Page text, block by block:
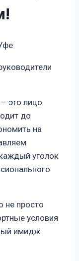
это лицо
до
на
уголок
не просто
условия
имидж